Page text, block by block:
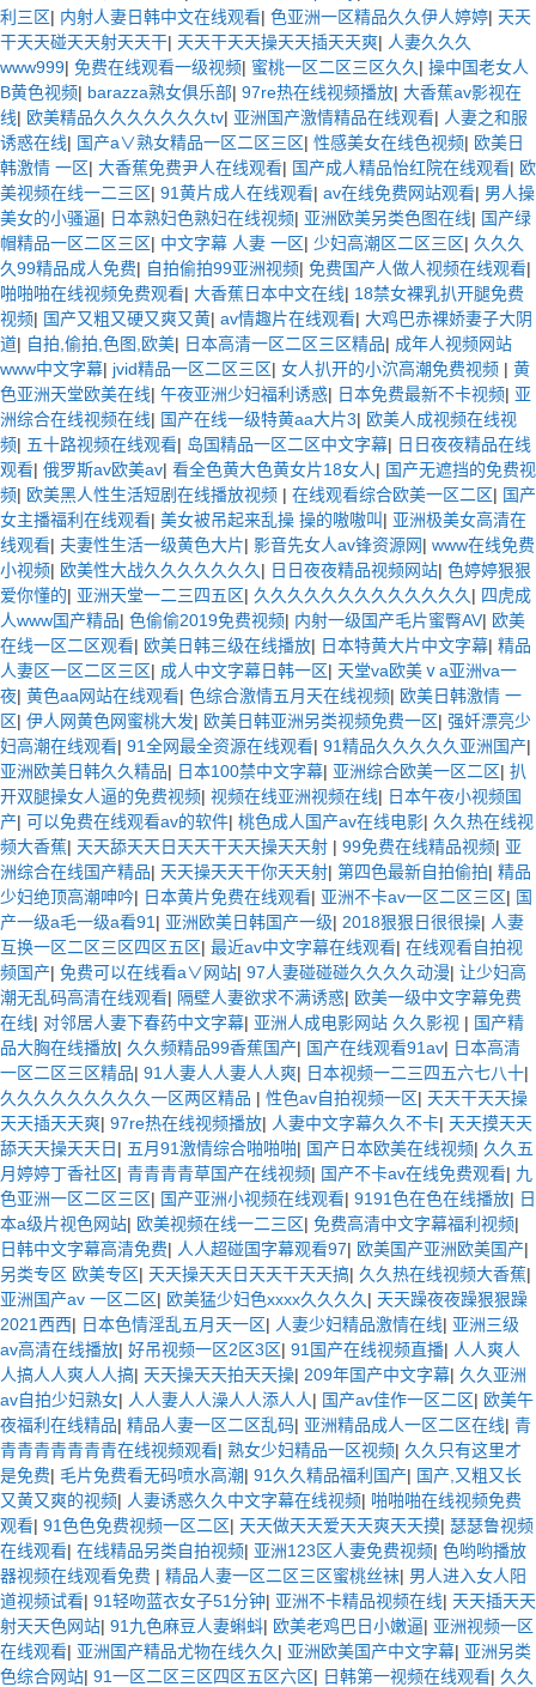
利三区| 内射人妻日韩中文在线观看| 色亚洲一区精品久久伊人婷婷| 天天
干天天碰天天射天天干| 天天干天天操天天插天天爽| 人妻久久久
www999| 免费在线观看一级视频| 蜜桃一区二区三区久久 | 操中国老女人
B黄色视频| barazza熟女俱乐部| 97re热在线视频播放| 大香蕉av影视在
线| 欧美精品久久久久久久久tv| 亚洲国产激情精品在线观看| 人妻之和服
诱惑在线| 国产a∨熟女精品一区二区三区| 性感美女在线色视频| 欧美日
韩激情 一区| 大香蕉免费尹人在线观看| 国产成人精品怡红院在线观看| 欧
美视频在线一二三区| 91黄片成人在线观看| av在线免费网站观看| 男人操
美女的小骚逼| 日本熟妇色熟妇在线视频| 亚洲欧美另类色图在线| 国产绿
帽精品一区二区三区| 中文字幕 人妻 一区| 少妇高潮区二区三区| 久久久
久99精品成人免费| 自拍偷拍99亚洲视频| 免费国产人做人视频在线观看|
啪啪啪在线视频免费观看| 大香蕉日本中文在线| 18禁女裸乳扒开腿免费
视频| 国产又粗又硬又爽又黄| av情趣片在线观看| 大鸡巴赤裸娇妻子大阴
道| 自拍,偷拍,色图,欧美| 日本高清一区二区三区精品| 成年人视频网站
www中文字幕| jvid精品一区二区三区| 女人扒开的小泬高潮免费视频 | 黄
色亚洲天堂欧美在线| 午夜亚洲少妇福利诱惑| 日本免费最新不卡视频| 亚
洲综合在线视频在线| 国产在线一级特黄aa大片3| 欧美人成视频在线视
频| 五十路视频在线观看| 岛国精品一区二区中文字幕| 日日夜夜精品在线
观看| 俄罗斯av欧美av| 看全色黄大色黄女片18女人| 国产无遮挡的免费视
频| 欧美黑人性生活短剧在线播放视频 | 在线观看综合欧美一区二区| 国产
女主播福利在线观看| 美女被吊起来乱操 操的嗷嗷叫| 亚洲极美女高清在
线观看| 夫妻性生活一级黄色大片| 影音先女人av锋资源网| www在线免费
小视频| 欧美性大战久久久久久久久 | 日日夜夜精品视频网站| 色婷婷狠狠
爱你懂的| 亚洲天堂一二三四五区| 久久久久久久久久久久久久久 | 四虎成
人www国产精品| 色偷偷2019免费视频| 内射一级国产毛片蜜臀AV| 欧美
在线一区二区观看| 欧美日韩三级在线播放| 日本特黄大片中文字幕| 精品
人妻区一区二区三区| 成人中文字幕日韩一区| 天堂va欧美ⅴa亚洲va一
夜| 黄色aa网站在线观看| 色综合激情五月天在线视频| 欧美日韩激情 一
区| 伊人网黄色网蜜桃大发| 欧美日韩亚洲另类视频免费一区| 强奷漂亮少
妇高潮在线观看| 91全网最全资源在线观看| 91精品久久久久久亚洲国产|
亚洲欧美日韩久久精品| 日本100禁中文字幕| 亚洲综合欧美一区二区| 扒
开双腿操女人逼的免费视频| 视频在线亚洲视频在线| 日本午夜小视频国
产| 可以免费在线观看av的软件| 桃色成人国产av在线电影| 久久热在线视
频大香蕉| 天天舔天天日天天干天天操天天射 | 99免费在线精品视频| 亚
洲综合在线国产精品| 天天操天天干你天天射| 第四色最新自拍偷拍| 精品
少妇绝顶高潮呻吟| 日本黄片免费在线观看| 亚洲不卡av一区二区三区| 国
产一级a毛一级a看91 | 亚洲欧美日韩国产一级| 2018狠狠日很很操| 人妻
互换一区二区三区四区五区| 最近av中文字幕在线观看| 在线观看自拍视
频国产| 免费可以在线看a∨网站| 97人妻碰碰碰久久久久动漫| 让少妇高
潮无乱码高清在线观看| 隔壁人妻欲求不满诱惑| 欧美一级中文字幕免费
在线| 对邻居人妻下春药中文字幕| 亚洲人成电影网站 久久影视 | 国产精
品大胸在线播放| 久久频精品99香蕉国产| 国产在线观看91av| 日本高清
一区二区三区精品| 91人妻人人妻人人爽| 日本视频一二三四五六七八十|
久久久久久久久久久一区两区精品 | 性色av自拍视频一区| 天天干天天操
天天插天天爽| 97re热在线视频播放| 人妻中文字幕久久不卡| 天天摸天天
舔天天操天天日 | 五月91激情综合啪啪啪| 国产日本欧美在线视频| 久久五
月婷婷丁香社区| 青青青青草国产在线视频| 国产不卡av在线免费观看| 九
色亚洲一区二区三区| 国产亚洲小视频在线观看| 9191色在色在线播放| 日
本a级片视色网站| 欧美视频在线一二三区| 免费高清中文字幕福利视频|
日韩中文字幕高清免费| 人人超碰国字幕观看97| 欧美国产亚洲欧美国产|
另类专区 欧美专区| 天天操天天日天天干天天搞| 久久热在线视频大香蕉|
亚洲国产av 一区二区| 欧美猛少妇色xxxx久久久久 | 天天躁夜夜躁狠狠躁
2021西西| 日本色情淫乱五月天一区| 人妻少妇精品激情在线| 亚洲三级
av高清在线播放| 好吊视频一区2区3区| 91国产在线视频直播| 人人爽人
人搞人人爽人人搞| 天天操天天拍天天操| 209年国产中文字幕| 久久亚洲
av自拍少妇熟女| 人人妻人人澡人人添人人| 国产av佳作一区二区| 欧美午
夜福利在线精品| 精品人妻一区二区乱码| 亚洲精品成人一区二区在线| 青
青青青青青青青在线视频观看| 熟女少妇精品一区视频| 久久只有这里才
是免费| 毛片免费看无码喷水高潮| 91久久精品福利国产| 国产,又粗又长
又黄又爽的视频| 人妻诱惑久久中文字幕在线视频| 啪啪啪在线视频免费
观看| 91色色免费视频一区二区| 天天做天天爱天天爽天天摸| 瑟瑟鲁视频
在线观看| 在线精品另类自拍视频| 亚洲123区人妻免费视频| 色哟哟播放
器视频在线观看免费 | 精品人妻一区二区三区蜜桃丝袜| 男人进入女人阳
道视频试看| 91轻吻蓝衣女子51分钟| 亚洲不卡精品视频在线| 天天插天天
射天天色网站| 91九色麻豆人妻蝌蚪| 欧美老鸡巴日小嫩逼| 亚洲视频一区
在线观看| 亚洲国产精品尤物在线久久 | 亚洲欧美国产中文字幕| 亚洲另类
色综合网站| 91一区二区三区四区五区六区| 日韩第一视频在线观看| 久久